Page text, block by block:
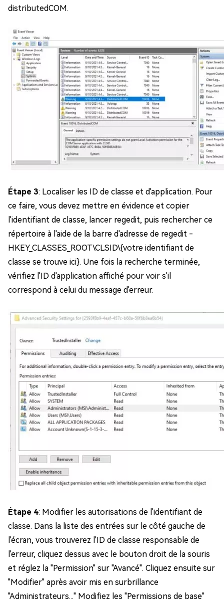
distributedCOM.
Étape 3: Localiser les ID de classe et d'application. Pour
ce faire, vous devez mettre en évidence et copier
l'identifiant de classe, lancer regedit, puis rechercher ce
répertoire à l'aide de la barre d'adresse de regedit -
HKEY_CLASSES_ROOT\CLSID\{votre identifiant de
classe se trouve ici}. Une fois la recherche terminée,
vérifiez l'ID d'application affiché pour voir s'il
correspond à celui du message d'erreur.
Étape 4: Modifier les autorisations de l'identifiant de
classe. Dans la liste des entrées sur le côté gauche de
l'écran, vous trouverez l'ID de classe responsable de
l'erreur, cliquez dessus avec le bouton droit de la souris
et réglez la "Permission" sur "Avancé". Cliquez ensuite sur
"Modifier" après avoir mis en surbrillance
"Administrateurs..." Modifiez les "Permissions de base"